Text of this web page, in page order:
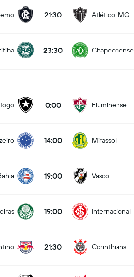
21:30 Atlético-MG
23:30 Chapecoense
0:00 Fluminense
14:00 Mirassol
19:00 Vasco
19:00 Internacional
21:30 Corinthians